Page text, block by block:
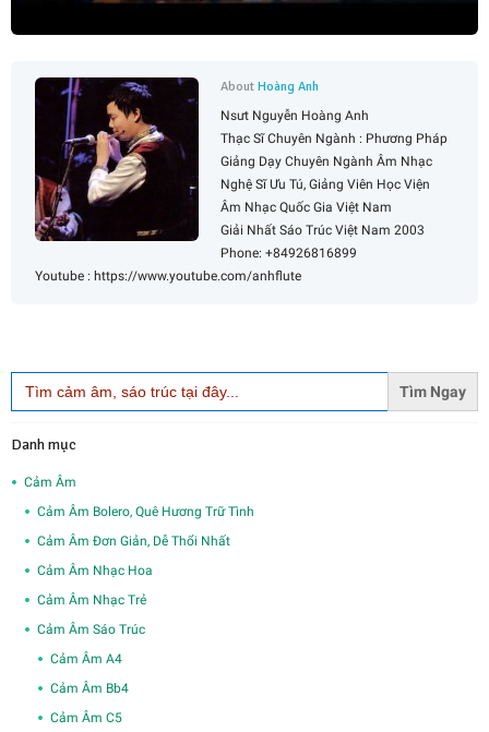
AboutHoàng Anh
Nsưt Nguyễn Hoàng Anh
Thạc Sĩ Chuyên Ngành : Phương Pháp
Giảng Dạy Chuyên Ngành Âm Nhạc
Nghệ Sĩ Ưu Tú, Giảng Viên Học Viện
Âm Nhạc Quốc Gia Việt Nam
Giải Nhất Sáo Trúc Việt Nam 2003
Phone: +84926816899
Youtube : https://www.youtube.com/anhflute
Search
for:
Danh mục
Cảm Âm
Cảm Âm Bolero, Quê Hương Trữ Tình
Cảm Âm Đơn Giản, Dễ Thổi Nhất
Cảm Âm Nhạc Hoa
Cảm Âm Nhạc Trẻ
Cảm Âm Sáo Trúc
Cảm Âm A4
Cảm Âm Bb4
Cảm Âm C5